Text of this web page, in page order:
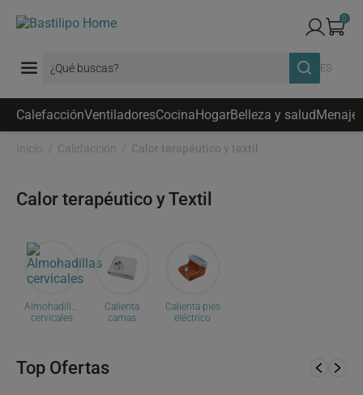
ES
0
CalefacciónVentiladoresCocinaHogarBelleza y saludMenaje
Inicio Calefacción Calor terapéutico y textil
Calor terapéutico y Textil
Almohadillas
cervicales
Calienta
camas
Calienta pies
eléctrico
Top Ofertas